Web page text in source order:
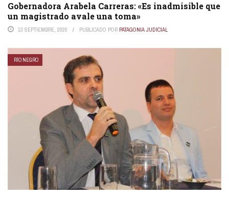
Gobernadora Arabela Carreras: «Es inadmisible que
un magistrado avale una toma»
13 SEPTIEMBRE, 2020 PUBLICADO POR PATAGONIA JUDICIAL
RÍO NEGRO